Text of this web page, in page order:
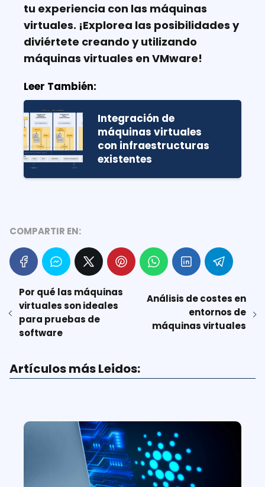
tu experiencia con las máquinas
virtuales. ¡Explorea las posibilidades y
diviértete creando y utilizando
máquinas virtuales en VMware!
Leer También:
Integración de
máquinas virtuales
con infraestructuras
existentes
COMPARTIR EN:
Por qué las máquinas
virtuales son ideales
para pruebas de
software
Análisis de costes en
entornos de
máquinas virtuales
Artículos más Leidos: